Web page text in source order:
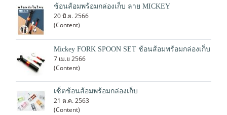
ช้อนส้อมพร้อมกล่องเก็บ ลาย MICKEY
20 มิ.ย. 2566
(Content)
Mickey FORK SPOON SET ช้อนส้อมพร้อมกล่องเก็บ
7 เม.ย 2566
(Content)
เซ็ตช้อนส้อมพร้อมกล่องเก็บ
21 ต.ค. 2563
(Content)